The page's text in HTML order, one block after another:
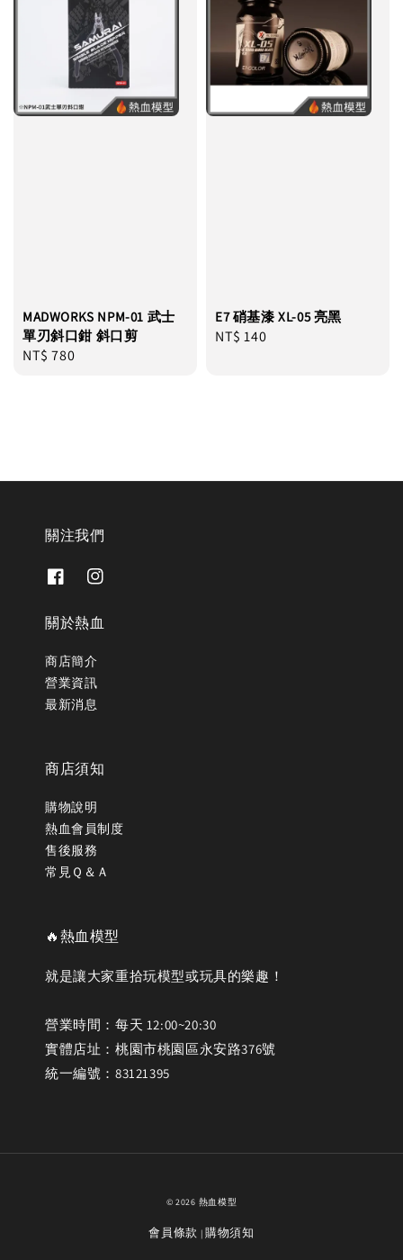
MADWORKS NPM-01 武士
單刃斜口鉗 斜口剪
Regular
NT$ 780
E7 硝基漆 XL-05 亮黑
Regular
NT$ 140
關注我們
關於熱血
商店簡介
營業資訊
最新消息
商店須知
購物說明
熱血會員制度
售後服務
常見Ｑ＆Ａ
🔥熱血模型
就是讓大家重拾玩模型或玩具的樂趣！
營業時間：每天 12:00~20:30
實體店址：桃園市桃園區永安路376號
統一編號：83121395
© 2026 熱血模型
會員條款 |購物須知